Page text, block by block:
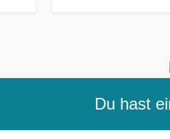
Du hast